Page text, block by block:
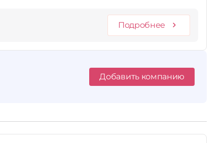
Подробнее
Добавить компанию